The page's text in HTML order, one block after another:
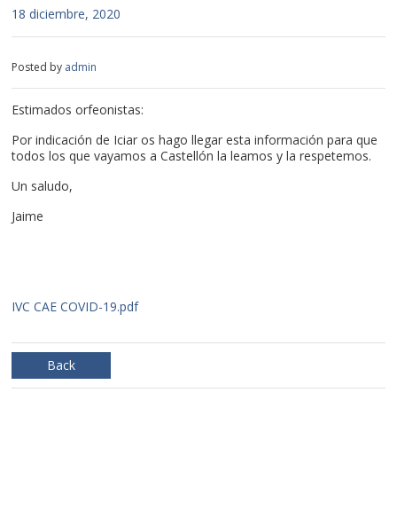
18 diciembre, 2020
Posted by admin
Estimados orfeonistas:
Por indicación de Iciar os hago llegar esta información para que
todos los que vayamos a Castellón la leamos y la respetemos.
Un saludo,
Jaime
IVC CAE COVID-19.pdf
Back